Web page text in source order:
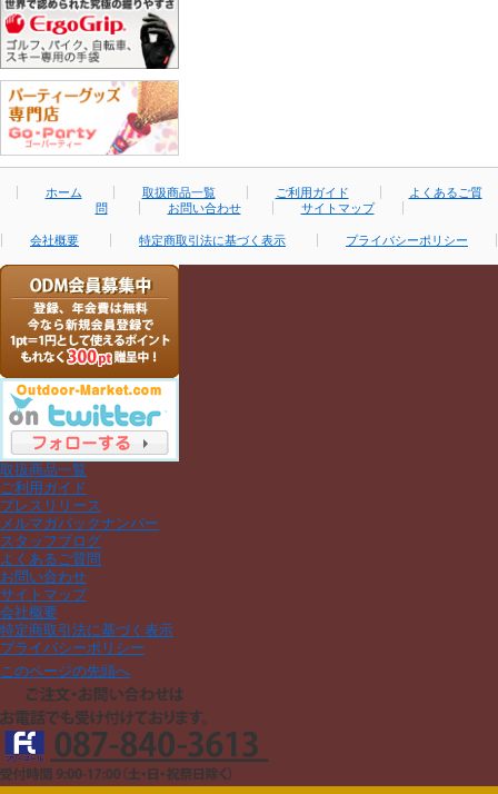
ホーム 取扱商品一覧 ご利用ガイド
よくあるご質
問
お問い合わせ サイトマップ
会社概要 特定商取引法に基づく表示 プライバシーポリシー
取扱商品一覧
ご利用ガイド
プレスリリース
メルマガバックナンバー
スタッフブログ
よくあるご質問
お問い合わせ
サイトマップ
会社概要
特定商取引法に基づく表示
プライバシーポリシー
このページの先頭へ